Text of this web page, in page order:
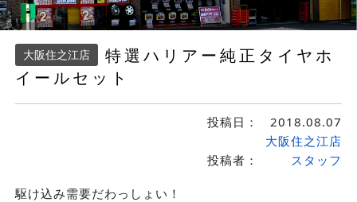
大阪住之江店
特選ハリアー純正タイヤホ
イールセット
投稿日： 2018.08.07
投稿者：
大阪住之江店
スタッフ
駆け込み需要だわっしょい！